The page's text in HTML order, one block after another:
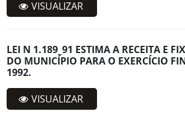
VISUALIZAR
LEI N 1.189_91 ESTIMA A RECEITA E
DO MUNICÍPIO PARA O EXERCÍCIO
1992.
VISUALIZAR